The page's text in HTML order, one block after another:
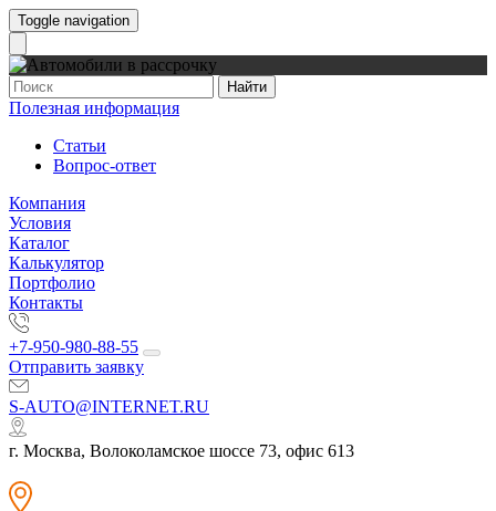
Toggle navigation
Найти
Полезная информация
Статьи
Вопрос-ответ
Компания
Условия
Каталог
Калькулятор
Портфолио
Контакты
+7-950-980-88-55
Отправить заявку
S-AUTO@INTERNET.RU
г. Москва, Волоколамское шоссе 73, офис 613